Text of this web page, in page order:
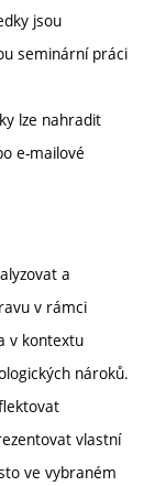
jsou
seminární práci
lze nahradit
e-mailové
a
v rámci
v kontextu
nároků.
vlastní
ve vybraném